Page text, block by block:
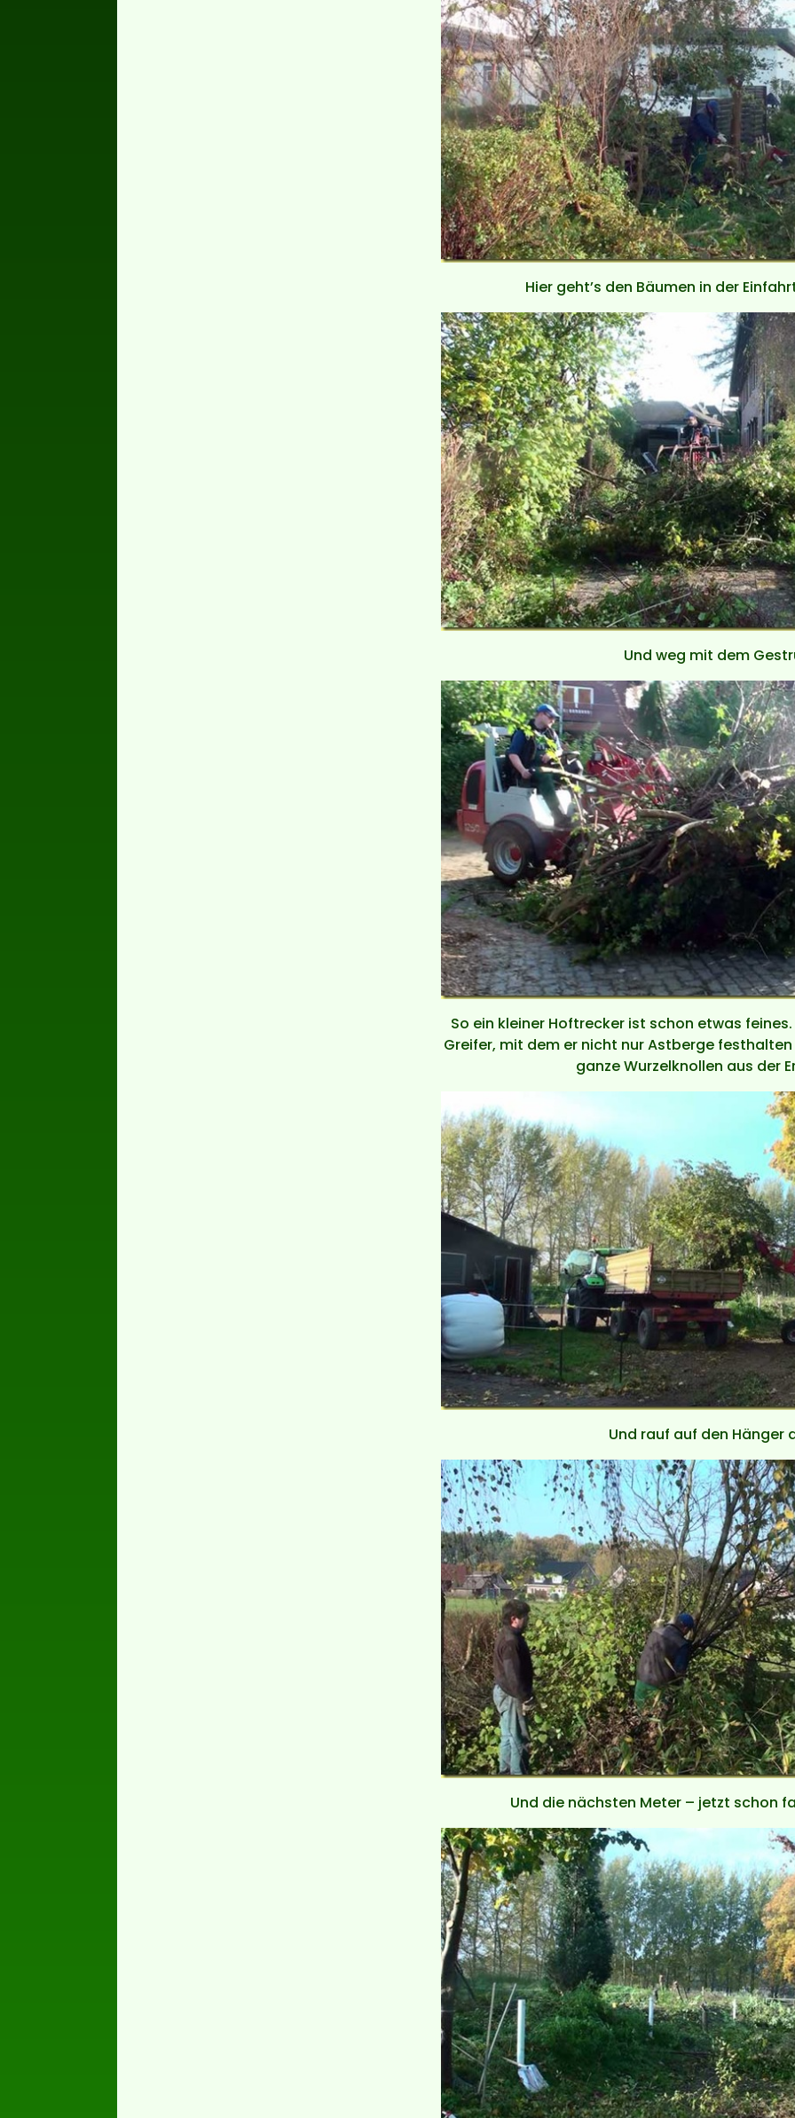
Hier geht’s den Bäumen in der
Und weg mit dem
So ein kleiner Hoftrecker ist schon etwas
Greifer, mit dem er nicht nur Astberge
ganze Wurzelknollen aus der
Und rauf auf den Hänger
Und die nächsten Meter – jetzt schon